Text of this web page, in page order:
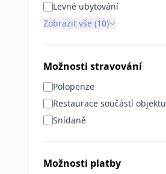
Levné ubytování
Zobrazit vše (10)
Možnosti stravování
Polopenze
Restaurace součástí objektu
Snídaně
Možnosti platby